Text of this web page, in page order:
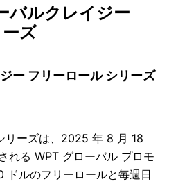
バルクレイジー
ズ
ー フリーロール シリーズ
リーズは、2025 年 8 月 18
れる WPT グローバル プロモ
ドルのフリーロールと毎週日